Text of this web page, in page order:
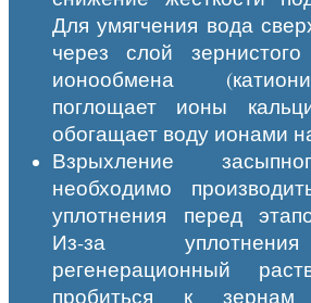
Для умягчения вода
через слой
ионообмена
поглощает ионы
обогащает воду ионами
Взрыхление
необходимо
уплотнения перед
Из-за
регенерационный
пробиться к зернам